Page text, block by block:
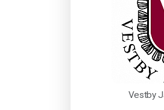
Vestby